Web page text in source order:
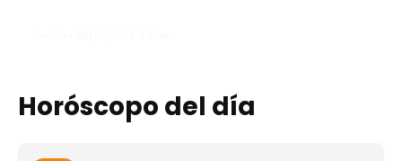
Horóscopo del día